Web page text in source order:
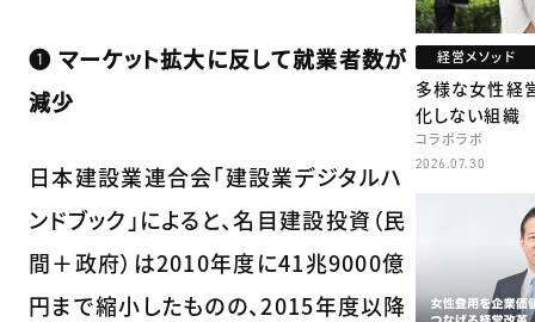
❶ マーケット拡大に反して就業者数が
減少
日本建設業連合会「建設業デジタルハ
ンドブック」によると、名目建設投資（民
間＋政府）は2010年度に41兆9000億
円まで縮小したものの、2015年度以降
経営メソッド
多様な女性経
化しない組織
コラボラボ
2026.07.30